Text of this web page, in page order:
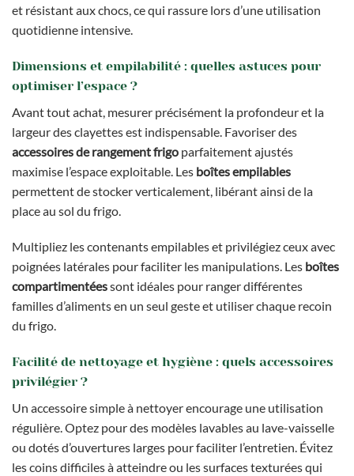
et résistant aux chocs, ce qui rassure lors d’une utilisation
quotidienne intensive.
Dimensions et empilabilité : quelles astuces pour
optimiser l’espace ?
Avant tout achat, mesurer précisément la profondeur et la
largeur des clayettes est indispensable. Favoriser des
accessoires de rangement frigo parfaitement ajustés
maximise l’espace exploitable. Les boîtes empilables
permettent de stocker verticalement, libérant ainsi de la
place au sol du frigo.
Multipliez les contenants empilables et privilégiez ceux avec
poignées latérales pour faciliter les manipulations. Les boîtes
compartimentéessont idéales pour ranger différentes
familles d’aliments en un seul geste et utiliser chaque recoin
du frigo.
Facilité de nettoyage et hygiène : quels accessoires
privilégier ?
Un accessoire simple à nettoyer encourage une utilisation
régulière. Optez pour des modèles lavables au lave-vaisselle
ou dotés d’ouvertures larges pour faciliter l’entretien. Évitez
les coins difficiles à atteindre ou les surfaces texturées qui